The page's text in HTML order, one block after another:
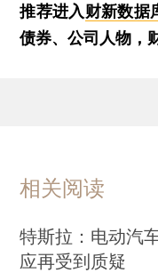
推荐进入财新数据
债券、公司人物，
相关阅读
特斯拉：电动汽
应再受到质疑